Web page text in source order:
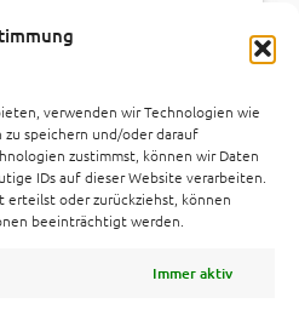
verwenden wir Technologien wie
speichern und/oder darauf
zustimmst, können wir Daten
IDs auf dieser Website verarbeiten.
oder zurückziehst, können
beeinträchtigt werden.
Immer aktiv